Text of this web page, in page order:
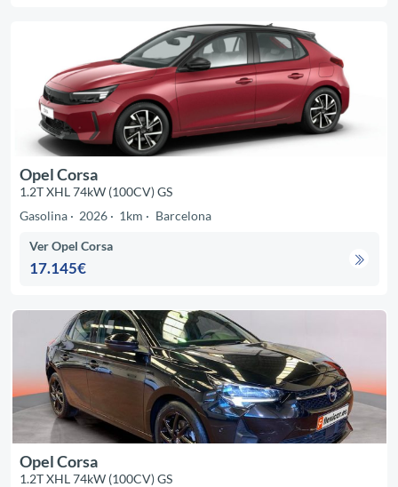
Opel Corsa
1.2T XHL 74kW (100CV) GS
Gasolina
2026 1km Barcelona
Ver Opel Corsa
17.145€
Opel Corsa
1.2T XHL 74kW (100CV) GS